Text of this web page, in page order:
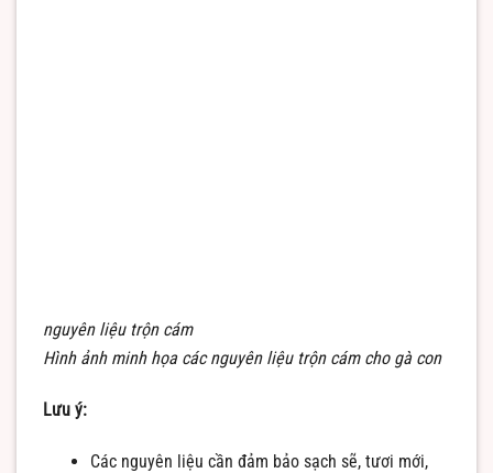
nguyên liệu trộn cám
Hình ảnh minh họa các nguyên liệu trộn cám cho gà con
Lưu ý:
Các nguyên liệu cần đảm bảo sạch sẽ, tươi mới,